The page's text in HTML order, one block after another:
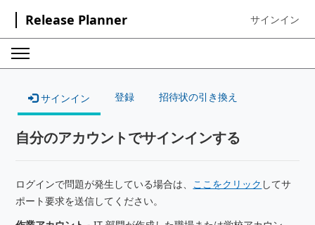
Release Planner Sign in to
サインイン
サインイン 登録 招待状の引き換え
自分のアカウントでサインインする
ログインで問題が発生している場合は、 ここをクリック してサ
ポート要求を送信してください。